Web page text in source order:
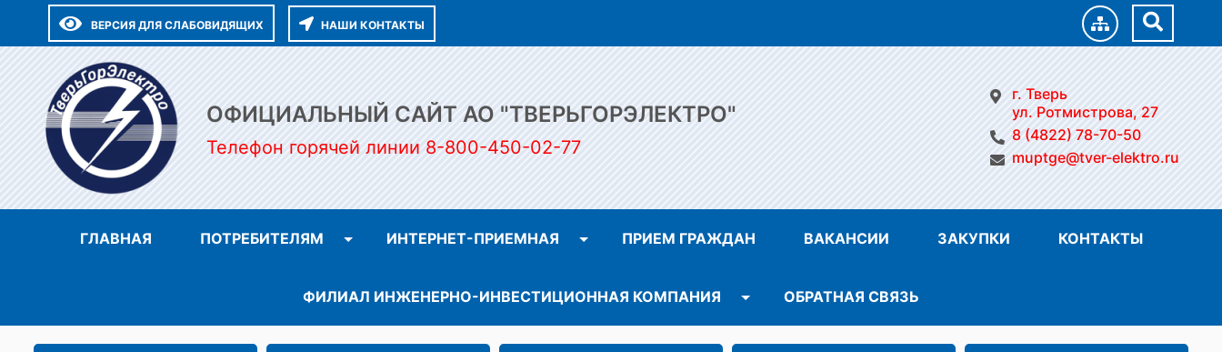
ВЕРСИЯ ДЛЯ СЛАБОВИДЯЩИХ НАШИ КОНТАКТЫ
ОФИЦИАЛЬНЫЙ САЙТ АО "ТВЕРЬГОРЭЛЕКТРО"
Телефон горячей линии 8-800-450-02-77
г. Тверь
ул. Ротмистрова, 27
8 (4822) 78-70-50
muptge@tver-elektro.ru
ГЛАВНАЯ ПОТРЕБИТЕЛЯМ ИНТЕРНЕТ-ПРИЕМНАЯ ПРИЕМ ГРАЖДАН ВАКАНСИИ ЗАКУПКИ КОНТАКТЫ
ФИЛИАЛ ИНЖЕНЕРНО-ИНВЕСТИЦИОННАЯ КОМПАНИЯ ОБРАТНАЯ СВЯЗЬ